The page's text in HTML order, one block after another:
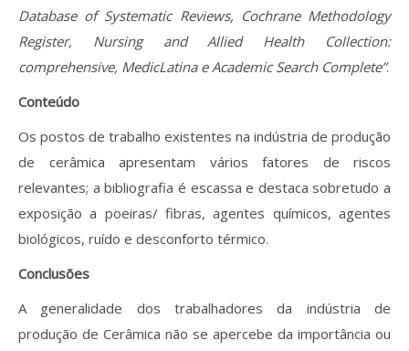
Database of Systematic Reviews, Cochrane Methodology
Register, Nursing and Allied Health Collection:
comprehensive, MedicLatina e Academic Search Complete”.
Conteúdo
Os postos de trabalho existentes na indústria de produção
de cerâmica apresentam vários fatores de riscos
relevantes; a bibliografia é escassa e destaca sobretudo a
exposição a poeiras/ fibras, agentes químicos, agentes
biológicos, ruído e desconforto térmico.
Conclusões
A generalidade dos trabalhadores da indústria de
produção de Cerâmica não se apercebe da importância ou